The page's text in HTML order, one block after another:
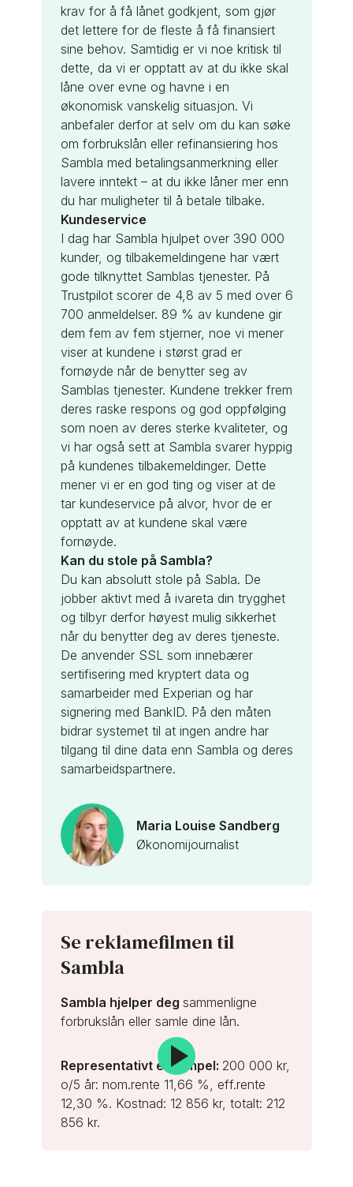
krav for å få lånet godkjent, som gjør
det lettere for de fleste å få finansiert
sine behov. Samtidig er vi noe kritisk til
dette, da vi er opptatt av at du ikke skal
låne over evne og havne i en
økonomisk vanskelig situasjon. Vi
anbefaler derfor at selv om du kan søke
om forbrukslån eller refinansiering hos
Sambla med betalingsanmerkning eller
lavere inntekt – at du ikke låner mer enn
du har muligheter til å betale tilbake.
Kundeservice
I dag har Sambla hjulpet over 390 000
kunder, og tilbakemeldingene har vært
gode tilknyttet Samblas tjenester. På
Trustpilot scorer de 4,8 av 5 med over 6
700 anmeldelser. 89 % av kundene gir
dem fem av fem stjerner, noe vi mener
viser at kundene i størst grad er
fornøyde når de benytter seg av
Samblas tjenester. Kundene trekker frem
deres raske respons og god oppfølging
som noen av deres sterke kvaliteter, og
vi har også sett at Sambla svarer hyppig
på kundenes tilbakemeldinger. Dette
mener vi er en god ting og viser at de
tar kundeservice på alvor, hvor de er
opptatt av at kundene skal være
fornøyde.
Kan du stole på Sambla?
Du kan absolutt stole på Sabla. De
jobber aktivt med å ivareta din trygghet
og tilbyr derfor høyest mulig sikkerhet
når du benytter deg av deres tjeneste.
De anvender SSL som innebærer
sertifisering med kryptert data og
samarbeider med Experian og har
signering med BankID. På den måten
bidrar systemet til at ingen andre har
tilgang til dine data enn Sambla og deres
samarbeidspartnere.
Maria Louise Sandberg
Økonomijournalist
Se reklamefilmen til
Sambla
Sambla hjelper deg sammenligne
forbrukslån eller samle dine lån.
Representativt eksempel: 200 000 kr,
o/5 år: nom.rente 11,66 %, eff.rente
12,30 %. Kostnad: 12 856 kr, totalt: 212
856 kr.